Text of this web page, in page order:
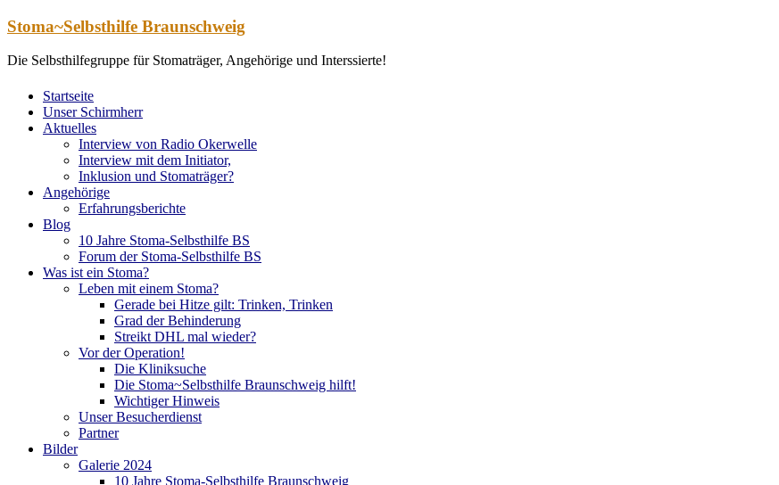
Zum
springen
Stoma~Selbsthilfe Braunschweig
Die Selbsthilfegruppe für Stomaträger, Angehörige und Interssierte!
Startseite
Unser Schirmherr
Aktuelles
Interview von Radio Okerwelle
Interview mit dem Initiator,
Inklusion und Stomaträger?
Angehörige
Erfahrungsberichte
Blog
10 Jahre Stoma-Selbsthilfe BS
Forum der Stoma-Selbsthilfe BS
Was ist ein Stoma?
Leben mit einem Stoma?
Gerade bei Hitze gilt: Trinken, Trinken
Grad der Behinderung
Streikt DHL mal wieder?
Vor der Operation!
Die Kliniksuche
Die Stoma~Selbsthilfe Braunschweig hilft!
Wichtiger Hinweis
Unser Besucherdienst
Partner
Bilder
Galerie 2024
10 Jahre Stoma-Selbsthilfe Braunschweig